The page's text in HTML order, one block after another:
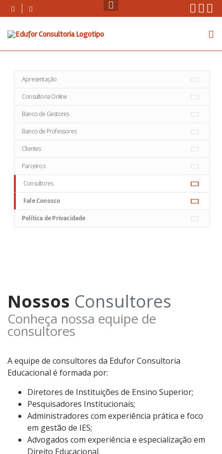
Skip
to
content
Apresentação
Consultoria Online
Banco de Gestores
Banco de Professores
Clientes
Parceiros
Consultores
Fale Conosco
Política de Privacidade
Nossos Consultores
Conheça nossa equipe de
consultores
A equipe de consultores da Edufor Consultoria
Educacional é formada por:
Diretores de Instituições de Ensino Superior;
Pesquisadores Institucionais;
Administradores com experiência prática e foco
em gestão de IES;
Advogados com experiência e especialização em
Direito Educacional.